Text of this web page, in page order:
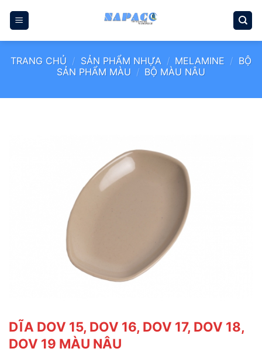
qua
TRANG CHỦ / SẢN PHẨM NHỰA / MELAMINE / BỘ
SẢN PHẨM MÀU / BỘ MÀU NÂU
DĨA DOV 15, DOV 16, DOV 17, DOV 18,
DOV 19 MÀU NÂU